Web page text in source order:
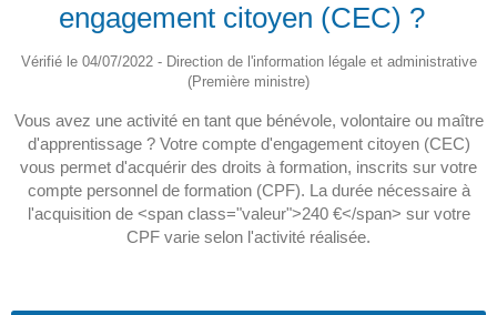
engagement citoyen (CEC) ?
Vérifié le 04/07/2022 - Direction de l'information légale et administrative
(Première ministre)
Vous avez une activité en tant que bénévole, volontaire ou maître
d'apprentissage ? Votre compte d'engagement citoyen (CEC)
vous permet d'acquérir des droits à formation, inscrits sur votre
compte personnel de formation (CPF). La durée nécessaire à
l'acquisition de <span class="valeur">240 €</span> sur votre
CPF varie selon l'activité réalisée.